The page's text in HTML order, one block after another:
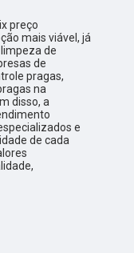
preço
mais viável, já
de
de
pragas,
na
disso, a
e
de cada